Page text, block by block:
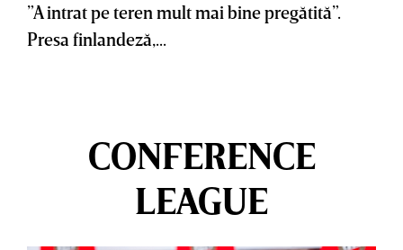
”A intrat pe teren mult mai bine pregătită”.
Presa finlandeză,...
CONFERENCE
LEAGUE